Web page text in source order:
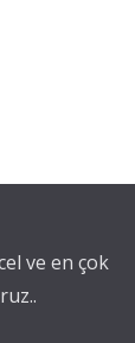
ve en çok